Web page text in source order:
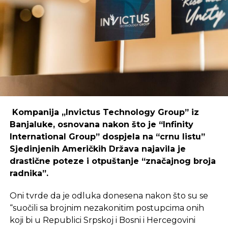
coworking prostori mogu uspješno djelovati i u
regijama koje nisu urbani centri, ali zahtijeva
podršku i ulaganja koja će omogućiti dugoročnu
održivost ovakvih inicijativa.
Ulaganje u coworking prostor u Čapljini moglo bi
postati ključan korak prema stvaranju napredne
poslovne klime, privlačenju novih profesionalaca te
nove projekte i lokalnu ekonomiju.
Kompanija „Invictus Technology Group” iz
Banjaluke, osnovana nakon što je “Infinity
International Group” dospjela na “crnu listu”
Sjedinjenih Američkih Država najavila je
drastične poteze i otpuštanje “značajnog broja
radnika”.
Oni tvrde da je odluka donesena nakon što su se
“suočili sa brojnim nezakonitim postupcima onih
koji bi u Republici Srpskoj i Bosni i Hercegovini